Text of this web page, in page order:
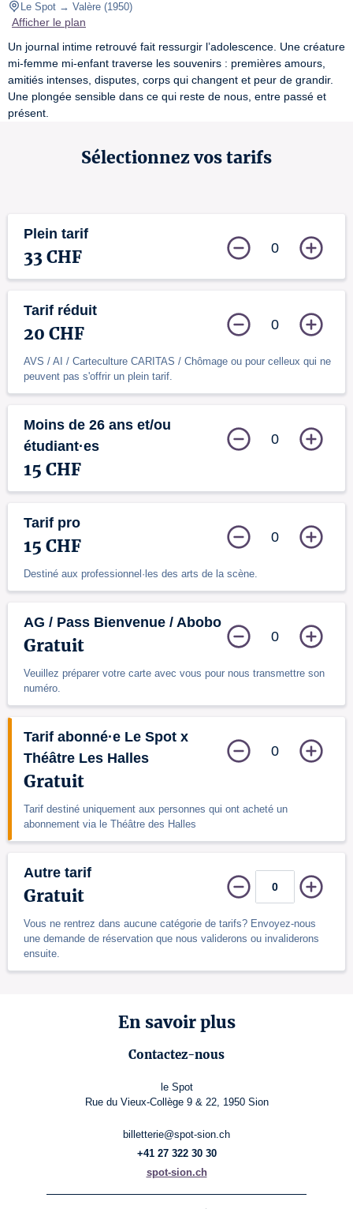
Le Spot → Valère (1950)
Afficher le plan
Un journal intime retrouvé fait ressurgir l’adolescence. Une créature
mi-femme mi-enfant traverse les souvenirs : premières amours,
amitiés intenses, disputes, corps qui changent et peur de grandir.
Une plongée sensible dans ce qui reste de nous, entre passé et
présent.
Sélectionnez vos tarifs
Plein tarif
33 CHF 0
Tarif réduit
20 CHF
AVS / AI / Carteculture CARITAS / Chômage ou pour celleux qui ne
peuvent pas s'offrir un plein tarif.
0
Moins de 26 ans et/ou
étudiant·es
15 CHF
0
Tarif pro
15 CHF
Destiné aux professionnel·les des arts de la scène.
0
AG / Pass Bienvenue / Abobo
Gratuit
Veuillez préparer votre carte avec vous pour nous transmettre son
numéro.
0
Tarif abonné·e Le Spot x
Théâtre Les Halles
Gratuit
Tarif destiné uniquement aux personnes qui ont acheté un
abonnement via le Théâtre des Halles
0
Autre tarif
Gratuit
Vous ne rentrez dans aucune catégorie de tarifs? Envoyez-nous
une demande de réservation que nous validerons ou invaliderons
ensuite.
En savoir plus
Contactez-nous
le Spot
Rue du Vieux-Collège 9 & 22, 1950 Sion
billetterie@spot-sion.ch
+41 27 322 30 30
spot-sion.ch